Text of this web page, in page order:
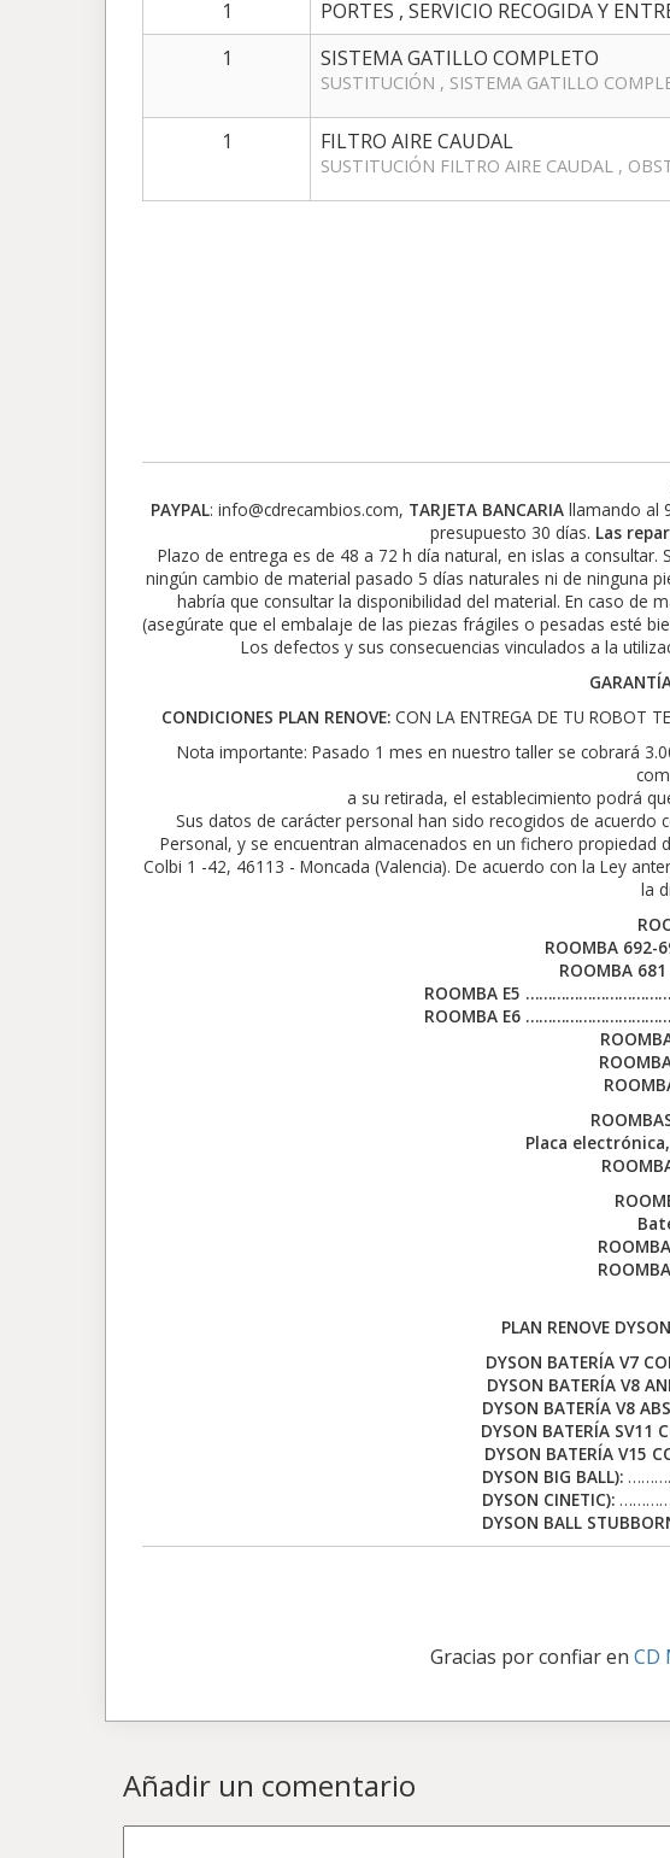
1 PORTES , SERVICIO RECOGIDA Y
1
SISTEMA GATILLO COMPLETO
SUSTITUCIÓN , SISTEMA GATILLO
1 FILTRO AIRE CAUDAL
SUSTITUCIÓN FILTRO AIRE CAUDAL ,
PAYPAL: info@cdrecambios.com, TARJETA BANCARIA llamando al
presupuesto 30 días. Las
Plazo de entrega es de 48 a 72 h día natural, en islas a
ningún cambio de material pasado 5 días naturales ni de ninguna
habría que consultar la disponibilidad del material. En caso de
(asegúrate que el embalaje de las piezas frágiles o pesadas esté
Los defectos y sus consecuencias vinculados a la
CONDICIONES PLAN RENOVE: CON LA ENTREGA DE TU ROBOT
Nota importante: Pasado 1 mes en nuestro taller se cobrará
a su retirada, el establecimiento podrá
Sus datos de carácter personal han sido recogidos de
Personal, y se encuentran almacenados en un fichero propiedad
Colbi 1 -42, 46113 - Moncada (Valencia). De acuerdo con la Ley
la
ROOMBA
ROOMBA
ROOMBA E5
ROOMBA E6
Placa
PLAN RENOVE
DYSON BATERÍA V7
DYSON BATERÍA V8
DYSON BATERÍA V8
DYSON BATERÍA
DYSON BATERÍA
DYSON BIG BALL):
DYSON CINETIC):
DYSON BALL
Gracias por confiar en CD
Añadir un comentario